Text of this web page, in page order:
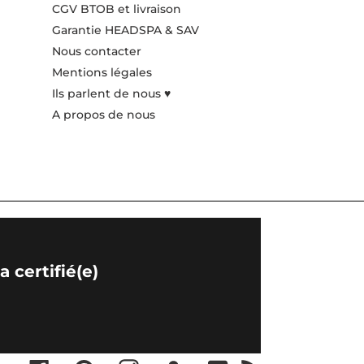
CGV BTOB et livraison
Garantie HEADSPA & SAV
Nous contacter
Mentions légales
Ils parlent de nous ♥️
A propos de nous
certifié(e)